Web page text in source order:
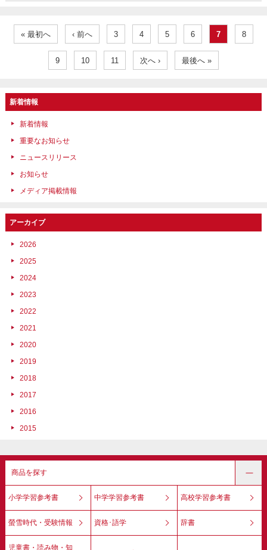
« 最初へ ‹ 前へ 3 4 5 6 7 8
9 10 11 次へ › 最後へ »
新着情報
新着情報
重要なお知らせ
ニュースリリース
お知らせ
メディア掲載情報
アーカイブ
2026
2025
2024
2023
2022
2021
2020
2019
2018
2017
2016
2015
商品を探す
小学学習参考書 中学学習参考書 高校学習参考書
螢雪時代・受験情報 資格･語学 辞書
児童書・読み物・知